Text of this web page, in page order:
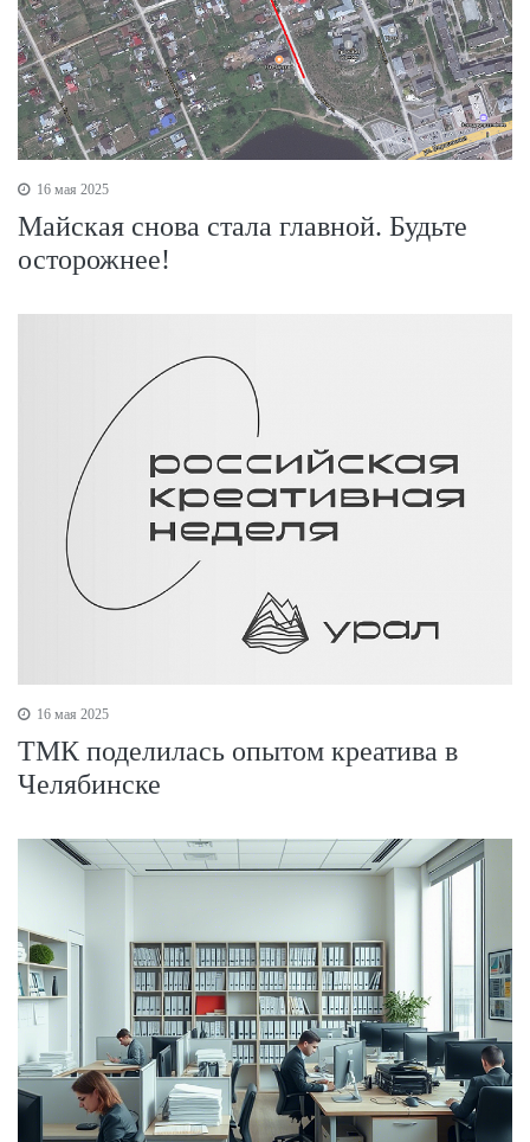
16 мая 2025
Майская снова стала главной. Будьте
осторожнее!
16 мая 2025
ТМК поделилась опытом креатива в
Челябинске